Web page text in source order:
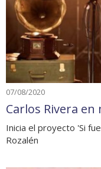
07/08/2020
Carlos Rivera
Inicia el proyecto 'Si
Rozalén